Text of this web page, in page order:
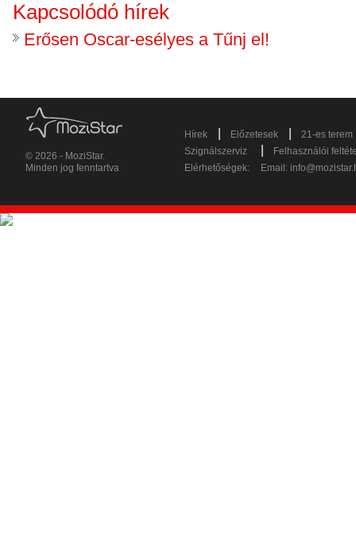
Kapcsolódó hírek
Erősen Oscar-esélyes a Tűnj el!
© 2026 - MoziStar.
Minden jog fenntartva
Hírek Előzetesek
21-es terem
Szignálszerviz
Felhasználói
Elérhetőségek:
Email: